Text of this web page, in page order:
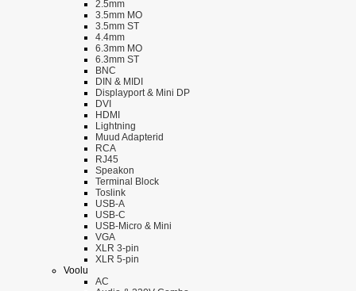
2.5mm
3.5mm MO
3.5mm ST
4.4mm
6.3mm MO
6.3mm ST
BNC
DIN & MIDI
Displayport & Mini DP
DVI
HDMI
Lightning
Muud Adapterid
RCA
RJ45
Speakon
Terminal Block
Toslink
USB-A
USB-C
USB-Micro & Mini
VGA
XLR 3-pin
XLR 5-pin
Voolu
AC